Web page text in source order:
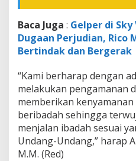
Baca Juga : Gelper di
Dugaan Perjudian, Rico
Bertindak dan Bergerak
“Kami berharap dengan
melakukan pengamanan
memberikan kenyamanan
beribadah sehingga
menjalan ibadah sesuai
Undang-Undang,” harap
M.M. (Red)